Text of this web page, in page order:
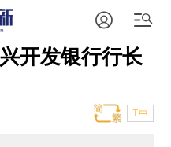
开发银行行长
T中